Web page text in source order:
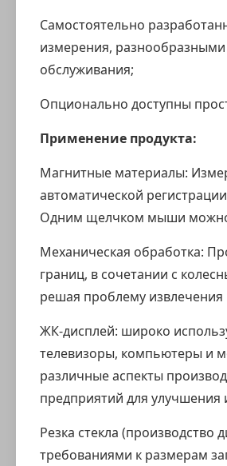
Самостоятельно
измерения,
обслуживания;
Опционально доступны
Применение продукта:
Магнитные материалы:
автоматической
Одним щелчком мыши можно
Механическая обработка:
границ, в сочетании с
решая проблему извлечения
ЖК-дисплей: широко
телевизоры, компьютеры и
различные аспекты
предприятий для улучшения
Резка стекла
требованиями к размерам